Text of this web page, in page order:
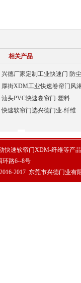
相关产品
兴德厂家定制工业快速门 防
厚街XDM工业快速卷帘门风
汕头PVC快速卷帘门-塑料
快速软帘门选兴德门业-纤维
快速软帘门XDM-纤维等产
环路6--8号
2017 东莞市兴德门业有